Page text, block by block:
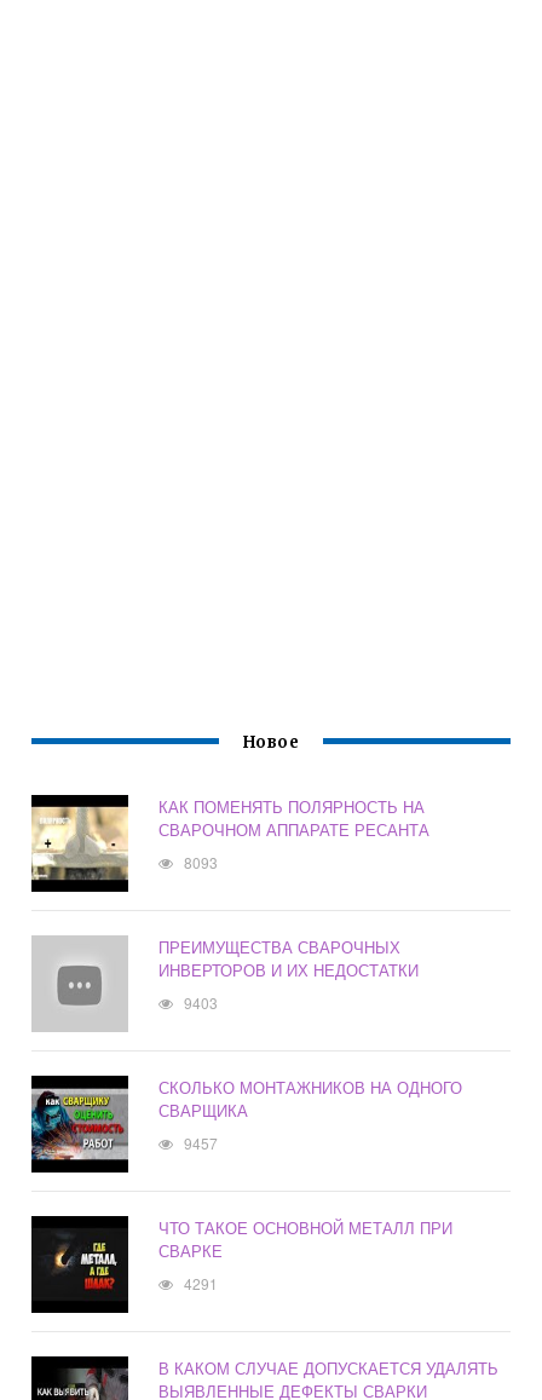
Новое
КАК ПОМЕНЯТЬ ПОЛЯРНОСТЬ НА
СВАРОЧНОМ АППАРАТЕ РЕСАНТА
8093
ПРЕИМУЩЕСТВА СВАРОЧНЫХ
ИНВЕРТОРОВ И ИХ НЕДОСТАТКИ
9403
СКОЛЬКО МОНТАЖНИКОВ НА ОДНОГО
СВАРЩИКА
9457
ЧТО ТАКОЕ ОСНОВНОЙ МЕТАЛЛ ПРИ
СВАРКЕ
4291
В КАКОМ СЛУЧАЕ ДОПУСКАЕТСЯ УДАЛЯТЬ
ВЫЯВЛЕННЫЕ ДЕФЕКТЫ СВАРКИ